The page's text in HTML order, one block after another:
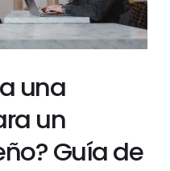
una
un
Guía de